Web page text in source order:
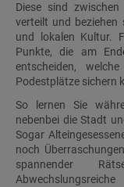
Diese sind
verteilt und beziehen
und lokalen Kultur.
Punkte, die am
entscheiden,
Podestplätze sichern
So lernen Sie
nebenbei die Stadt
Sogar
noch
spannender